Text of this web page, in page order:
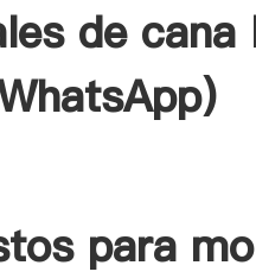
de cana
)
para